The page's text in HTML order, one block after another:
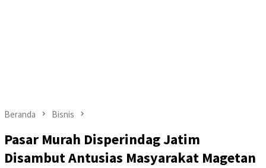
Beranda Bisnis
Pasar Murah Disperindag Jatim
Disambut Antusias Masyarakat Magetan